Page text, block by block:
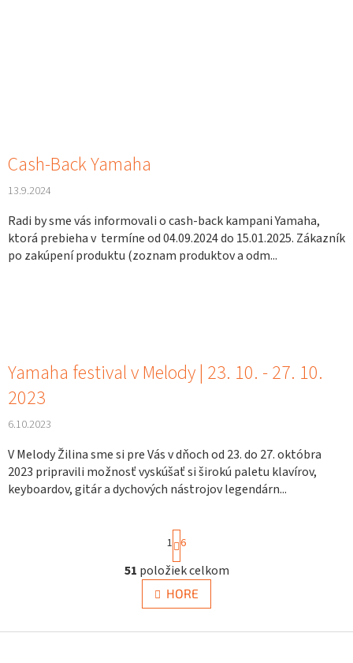
Cash-Back Yamaha
13.9.2024
Radi by sme vás informovali o cash-back kampani Yamaha,
ktorá prebieha v termíne od 04.09.2024 do 15.01.2025. Zákazník
po zakúpení produktu (zoznam produktov a odm...
Yamaha festival v Melody | 23. 10. - 27. 10.
2023
6.10.2023
V Melody Žilina sme si pre Vás v dňoch od 23. do 27. októbra
2023 pripravili možnosť vyskúšať si širokú paletu klavírov,
keyboardov, gitár a dychových nástrojov legendárn...
O
v
l
d
S
t
r
á
n
k
v
1 6
51 položiek celkom
HORE